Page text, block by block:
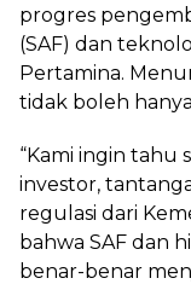
progres
(SAF) dan
Pertamina.
tidak boleh
“Kami ingin tahu
investor,
regulasi dari
bahwa SAF dan
benar-benar